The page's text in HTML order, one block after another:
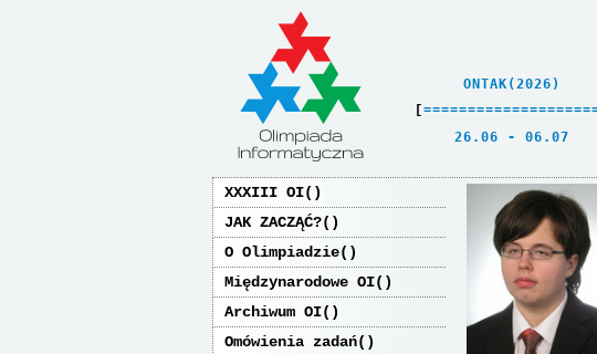
    ONTAK(2026)
[ ===================
   26.06 - 06.07
XXXIII OI
JAK ZACZĄĆ?
O Olimpiadzie
Międzynarodowe OI
Archiwum OI
Omówienia zadań